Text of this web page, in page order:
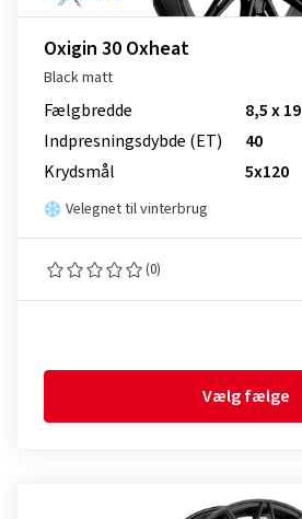
Oxigin 30 Oxheat
Black matt
Fælgbredde
8,5 x 19
Indpresnings­dybde (ET)
40
Krydsmål
5x120
Velegnet til vinterbrug
(0)
Vælg fælge